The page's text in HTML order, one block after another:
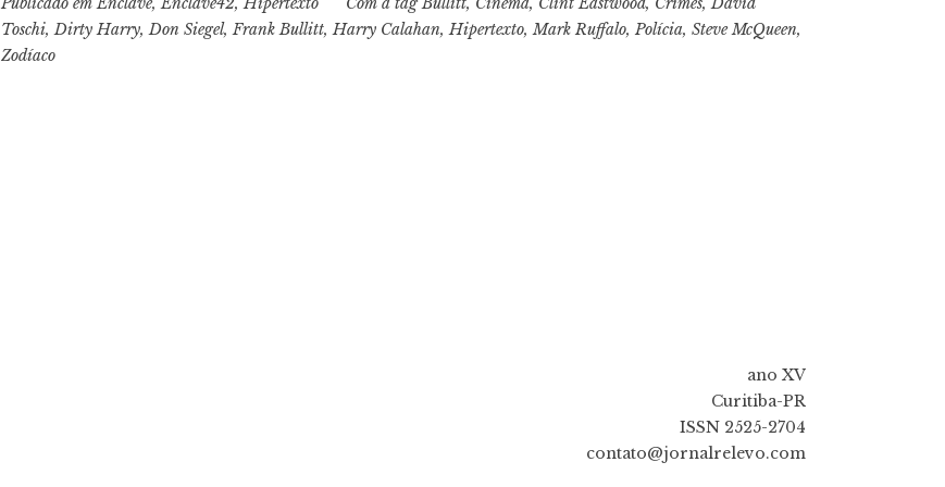
Toschi,Dirty Harry,Don Siegel,Frank Bullitt,Harry Calahan,Hipertexto,Mark Ruffalo,Polícia,Steve McQueen,
Zodíaco
ano XV
Curitiba-PR
ISSN 2525-2704
contato@jornalrelevo.com